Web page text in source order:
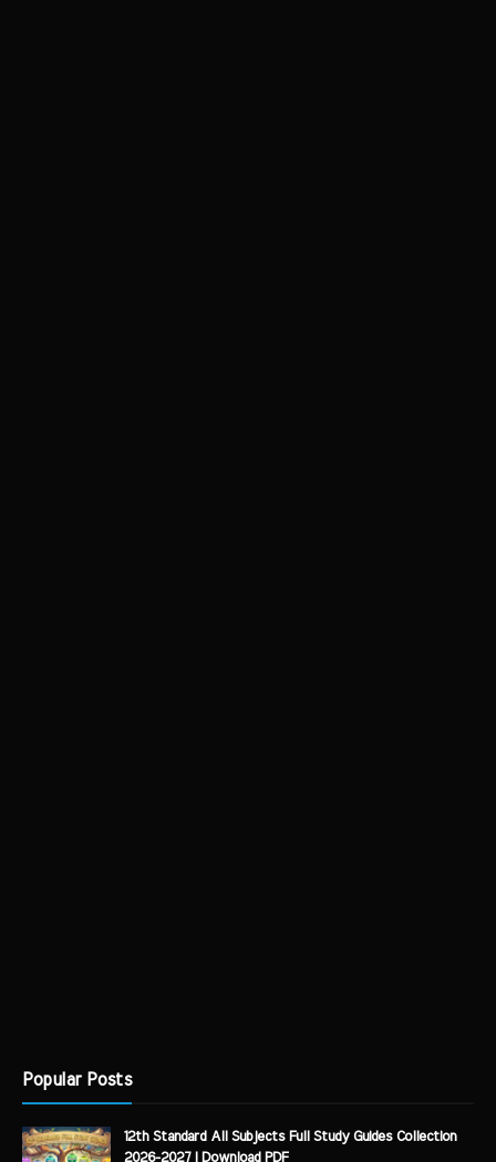
Popular Posts
12th Standard All Subjects Full Study Guides Collection
2026-2027 | Download PDF